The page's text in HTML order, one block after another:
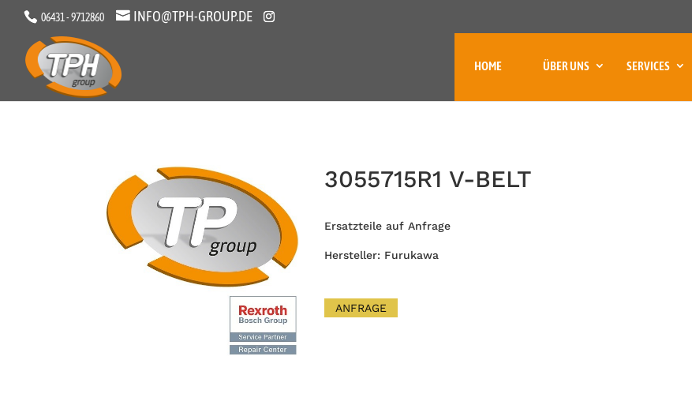
06431 - 9712860 INFO@TPH-GROUP.DE
HOME ÜBER UNS SERVICES
3055715R1 V-BELT
Ersatzteile auf Anfrage
Hersteller: Furukawa
ANFRAGE